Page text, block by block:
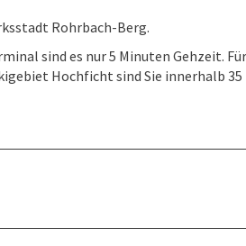
Rohrbach-Berg.
sind es nur 5 Minuten Gehzeit.
Hochficht sind Sie innerhalb